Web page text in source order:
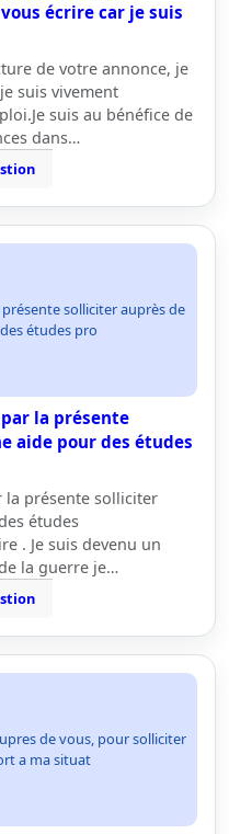
écrire car je suis
de votre annonce, je
suis vivement
suis au bénéfice de
dans…
solliciter auprès de
études pro
par la présente
aide pour des études
la présente solliciter
études
. Je suis devenu un
la guerre je…
de vous, pour solliciter
a ma situat